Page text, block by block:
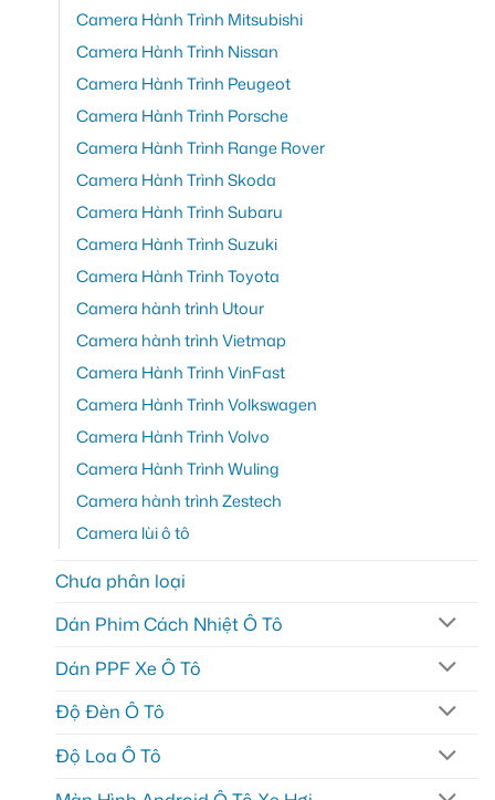
Camera Hành Trình Mitsubishi
Camera Hành Trình Nissan
Camera Hành Trình Peugeot
Camera Hành Trình Porsche
Camera Hành Trình Range Rover
Camera Hành Trình Skoda
Camera Hành Trình Subaru
Camera Hành Trình Suzuki
Camera Hành Trình Toyota
Camera hành trình Utour
Camera hành trình Vietmap
Camera Hành Trình VinFast
Camera Hành Trình Volkswagen
Camera Hành Trình Volvo
Camera Hành Trình Wuling
Camera hành trình Zestech
Camera lùi ô tô
Chưa phân loại
Dán Phim Cách Nhiệt Ô Tô
Dán PPF Xe Ô Tô
Độ Đèn Ô Tô
Độ Loa Ô Tô